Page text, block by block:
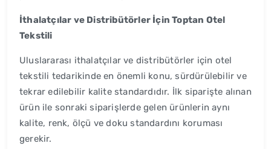
İthalatçılar ve Distribütörler İçin Toptan Otel
Tekstili
Uluslararası ithalatçılar ve distribütörler için otel
tekstili tedarikinde en önemli konu, sürdürülebilir ve
tekrar edilebilir kalite standardıdır. İlk siparişte alınan
ürün ile sonraki siparişlerde gelen ürünlerin aynı
kalite, renk, ölçü ve doku standardını koruması
gerekir.